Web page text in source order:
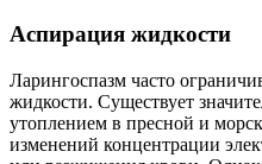
Аспирация жидкости
Ларингоспазм часто
жидкости. Существует
утоплением в пресной и
изменений концентрации